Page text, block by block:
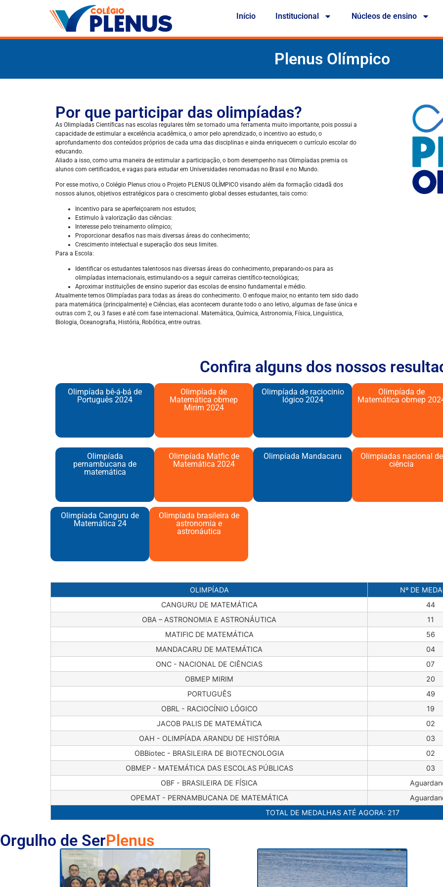
Início Institucional Núcleos de ensino
Plenus Olímpico
Por que participar das olimpíadas?
As Olimpíadas Científicas nas escolas regulares têm se tornado uma ferramenta muito importante, pois possui a
capacidade de estimular a excelência acadêmica, o amor pelo aprendizado, o incentivo ao estudo, o
aprofundamento dos conteúdos próprios de cada uma das disciplinas e ainda enriquecem o currículo escolar do
educando.
Aliado a isso, como uma maneira de estimular a participação, o bom desempenho nas Olimpíadas premia os
alunos com certificados, e vagas para estudar em Universidades renomadas no Brasil e no Mundo.
Por esse motivo, o Colégio Plenus criou o Projeto PLENUS OLÍMPICO visando além da formação cidadã dos
nossos alunos, objetivos estratégicos para o crescimento global desses estudantes, tais como:
Incentivo para se aperfeiçoarem nos estudos;
Estimulo à valorização das ciências:
Interesse pelo treinamento olímpico;
Proporcionar desafios nas mais diversas áreas do conhecimento;
Crescimento intelectual e superação dos seus limites.
Para a Escola:
Identificar os estudantes talentosos nas diversas áreas do conhecimento, preparando-os para as
olimpíadas internacionais, estimulando-os a seguir carreiras científico-tecnológicas;
Aproximar instituições de ensino superior das escolas de ensino fundamental e médio.
Atualmente temos Olimpíadas para todas as áreas do conhecimento. O enfoque maior, no entanto tem sido dado
para matemática (principalmente) e Ciências, elas acontecem durante todo o ano letivo, algumas de fase única e
outras com 2, ou 3 fases e até com fase internacional. Matemática, Química, Astronomia, Física, Linguística,
Biologia, Oceanografia, História, Robótica, entre outras.
Confira alguns dos nossos
Olimpíada bê-á-bá de
Português 2024​
Olimpíada de
Matemática obmep
Mirim 2024
Olimpíada de raciocinio
lógico 2024​
Olimpíada de
Matemática obmep
Olimpíada
pernambucana de
matemática
Olimpíada Matfic de
Matemática 2024​
Olimpíada Mandacaru
Olímpiadas nacional de
ciência
Olimpíada Canguru de
Matemática 24
Olimpíada brasileira de
astronomia e
astronáutica
OLIMPÍADA Nº DE
CANGURU DE MATEMÁTICA
44
OBA – ASTRONOMIA E ASTRONÁUTICA
11
MATIFIC DE MATEMÁTICA
56
MANDACARU DE MATEMÁTICA
04
ONC - NACIONAL DE CIÊNCIAS
07
OBMEP MIRIM
20
PORTUGUÊS
49
OBRL - RACIOCÍNIO LÓGICO
19
JACOB PALIS DE MATEMÁTICA
02
OAH - OLIMPÍADA ARANDU DE HISTÓRIA
03
OBBiotec - BRASILEIRA DE BIOTECNOLOGIA
02
OBMEP - MATEMÁTICA DAS ESCOLAS PÚBLICAS
03
OBF - BRASILEIRA DE FÍSICA
OPEMAT - PERNAMBUCANA DE MATEMÁTICA
TOTAL DE MEDALHAS ATÉ AGORA: 217
Orgulho de SerPlenus